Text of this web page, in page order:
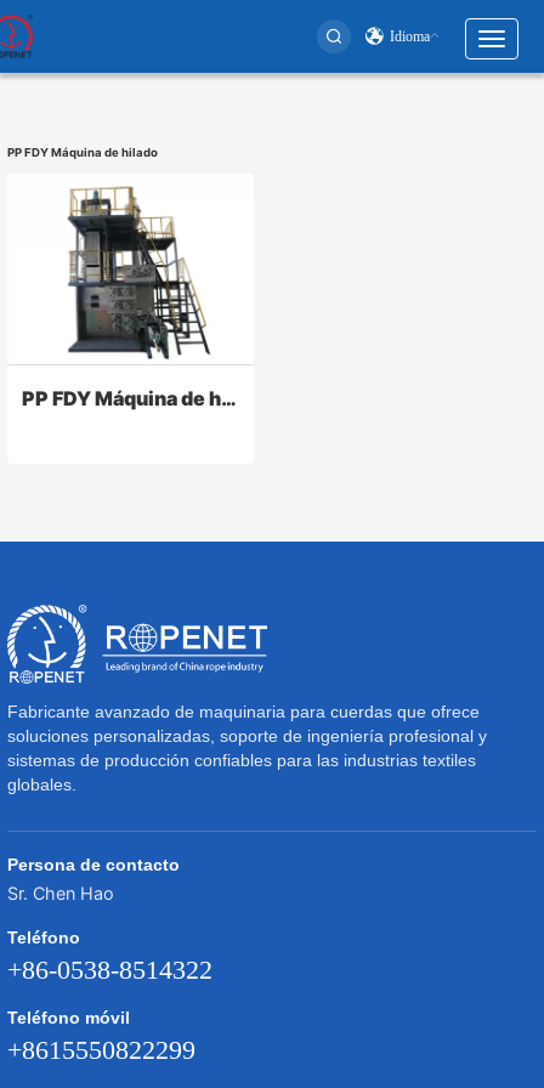
Idioma
Toggle
User
menu
PP FDY Máquina de hilado
PP FDY Máquina de hilado
Fabricante avanzado de maquinaria para cuerdas que ofrece
soluciones personalizadas, soporte de ingeniería profesional y
sistemas de producción confiables para las industrias textiles
globales.
Persona de contacto
Sr. Chen Hao
Teléfono
+86-0538-8514322
Teléfono móvil
+8615550822299